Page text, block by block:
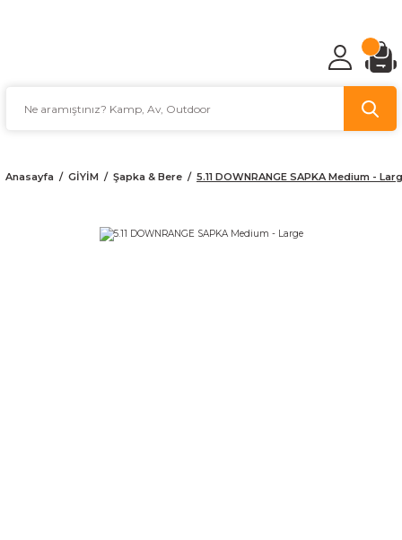
Anasayfa GİYİM Şapka & Bere 5.11 DOWNRANGE SAPKA Medium -